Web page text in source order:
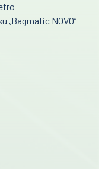
„Bagmatic NOVO“